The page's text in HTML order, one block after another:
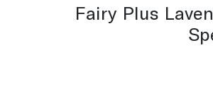
Fairy Plus